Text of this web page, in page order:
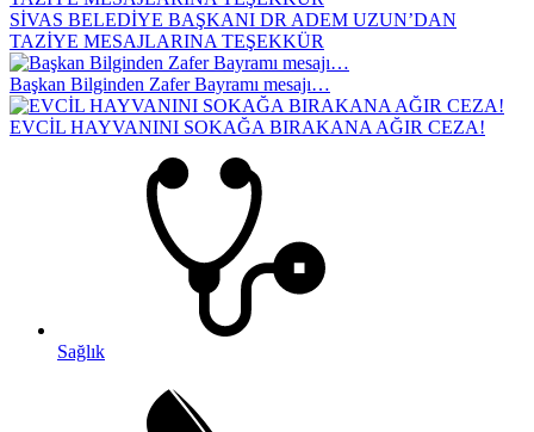
SİVAS BELEDİYE BAŞKANI DR ADEM UZUN’DAN
TAZİYE MESAJLARINA TEŞEKKÜR
Başkan Bilginden Zafer Bayramı mesajı…
EVCİL HAYVANINI SOKAĞA BIRAKANA AĞIR CEZA!
Sağlık